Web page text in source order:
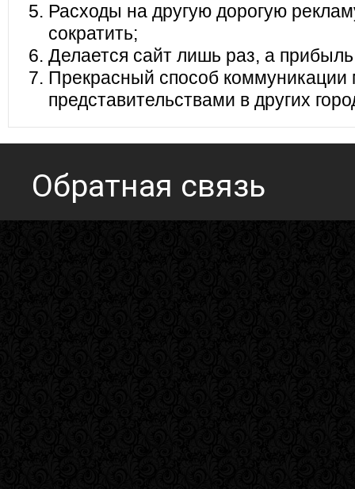
Расходы на другую дорогую
сократить;
Делается сайт лишь раз, а
Прекрасный способ коммуникации
представительствами в других
Обратная связь